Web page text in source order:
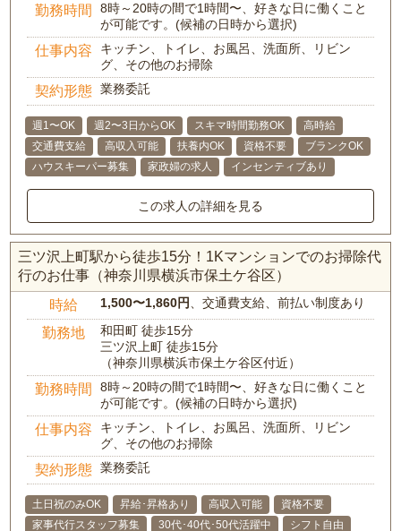
勤務時間
8時～20時の間で1時間〜、好きな日に働くこと
が可能です。(候補の日時から選択)
仕事内容
キッチン、トイレ、お風呂、洗面所、リビン
グ、その他のお掃除
契約形態 業務委託
週1〜OK 週2〜3日からOK スキマ時間勤務OK
高時給
交通費支給
高収入可能 扶養内OK 資格不要
ブランクOK
ハウスキーパー募集
家政婦の求人 インセンティブあり
この求人の詳細を見る
三ツ沢上町駅から徒歩15分！1Kマンションでのお掃除代
行のお仕事（神奈川県横浜市保土ケ谷区）
時給 1,500〜1,860円 、交通費支給、前払い制度あり
勤務地
和田町 徒歩15分
三ツ沢上町 徒歩15分
（神奈川県横浜市保土ケ谷区付近）
勤務時間
8時～20時の間で1時間〜、好きな日に働くこと
が可能です。(候補の日時から選択)
仕事内容
キッチン、トイレ、お風呂、洗面所、リビン
グ、その他のお掃除
契約形態 業務委託
土日祝のみOK 昇給･昇格あり 高収入可能
資格不要
家事代行スタッフ募集
30代･40代･50代活躍中 シフト自由